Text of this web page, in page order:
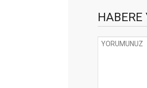
HABERE